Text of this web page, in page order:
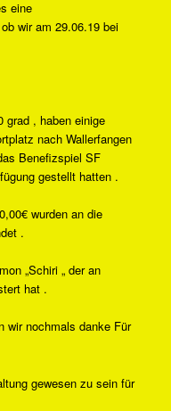
eine
wir am 29.06.19 bei
grad , haben einige
nach Wallerfangen
Benefizspiel SF
gestellt hatten .
wurden an die
.
„Schiri „ der an
hat .
wir nochmals danke Für
gewesen zu sein für